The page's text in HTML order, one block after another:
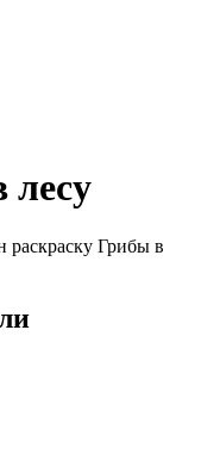
лесу
раскраску Грибы в